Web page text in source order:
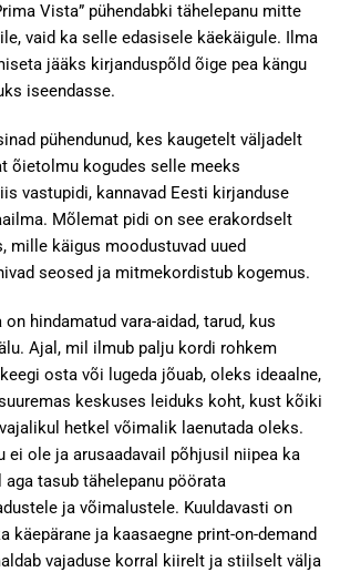
Vista” pühendabki tähelepanu mitte
vaid ka selle edasisele käekäigule. Ilma
jääks kirjanduspõld õige pea kängu
iseendasse.
pühendunud, kes kaugetelt väljadelt
õietolmu kogudes selle meeks
vastupidi, kannavad Eesti kirjanduse
Mõlemat pidi on see erakordselt
mille käigus moodustuvad uued
seosed ja mitmekordistub kogemus.
on hindamatud vara-aidad, tarud, kus
Ajal, mil ilmub palju kordi rohkem
osta või lugeda jõuab, oleks ideaalne,
keskuses leiduks koht, kust kõiki
hetkel võimalik laenutada oleks.
ei ole ja arusaadavail põhjusil niipea ka
tasub tähelepanu pöörata
ja võimalustele. Kuuldavasti on
käepärane ja kaasaegne print-on-demand
vajaduse korral kiirelt ja stiilselt välja